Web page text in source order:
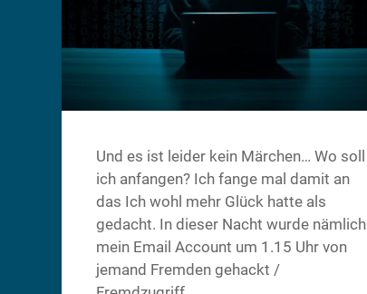
Und es ist leider kein Märchen… Wo soll
ich anfangen? Ich fange mal damit an
das Ich wohl mehr Glück hatte als
gedacht. In dieser Nacht wurde nämlich
mein Email Account um 1.15 Uhr von
jemand Fremden gehackt /